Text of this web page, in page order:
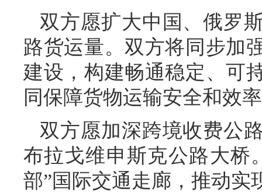
双方愿扩大中国、俄罗
路货运量。双方将同步加
建设，构建畅通稳定、可
同保障货物运输安全和效
双方愿加深跨境收费公
布拉戈维申斯克公路大桥
部”国际交通走廊，推动实